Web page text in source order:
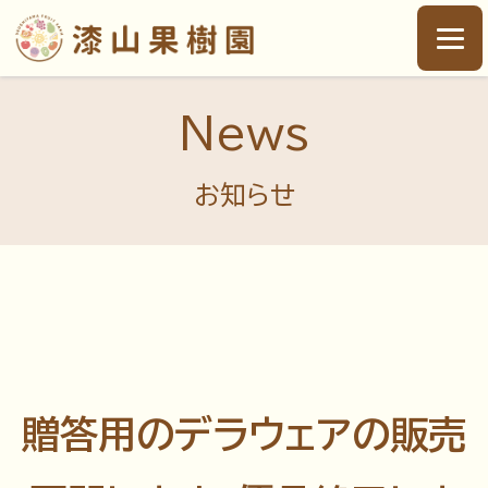
News
お知らせ
贈答用のデラウェアの販売